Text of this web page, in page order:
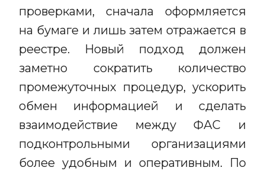
проверками, сначала оформляется
на бумаге и лишь затем отражается в
реестре. Новый подход должен
заметно сократить количество
промежуточных процедур, ускорить
обмен информацией и сделать
взаимодействие между ФАС и
подконтрольными организациями
более удобным и оперативным. По